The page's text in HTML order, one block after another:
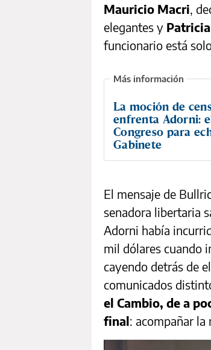
Mauricio Macri,
elegantes y
funcionario está
La moción de
enfrenta Adorni:
Congreso para
Gabinete
El mensaje de
senadora libertaria
Adorni había
mil dólares cuando
cayendo detrás de
comunicados
el Cambio, de a
final: acompañar la